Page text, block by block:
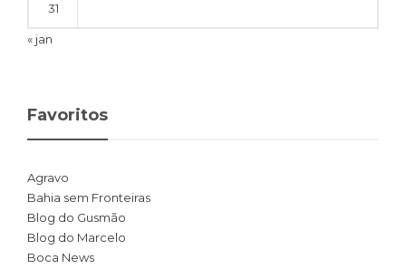
31
« jan
Favoritos
Agravo
Bahia sem Fronteiras
Blog do Gusmão
Blog do Marcelo
Boca News